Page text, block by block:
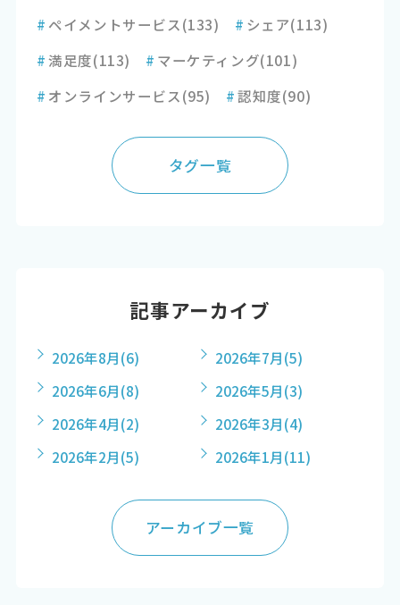
# ペイメントサービス(133) # シェア(113)
#満足度(113) # マーケティング(101)
# オンラインサービス(95) #認知度(90)
タグ一覧
記事アーカイブ
2026年8月(6) 2026年7月(5)
2026年6月(8) 2026年5月(3)
2026年4月(2) 2026年3月(4)
2026年2月(5) 2026年1月(11)
アーカイブ一覧